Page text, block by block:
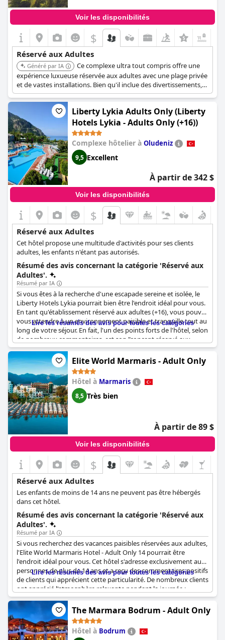
Voir les disponibilités
$
Réservé aux Adultes
Généré par IA
Ce complexe ultra tout compris offre une
expérience luxueuse réservée aux adultes avec une plage privée
et de vastes installations. Bien qu'il inclue des divertissements,
son service haut de gamme, ses diverses options culinaires et
son accent sur un style de vie organisé s'adressent
spécifiquement aux adultes à la recherche d'une évasion
indulgente et vibrante, mais exclusive.
Liberty Lykia Adults Only (Liberty
Hotels Lykia - Adults Only (+16))
Complexe hôtelier à Oludeniz
9,5 Excellent
À partir de 342 $
Voir les disponibilités
$
Réservé aux Adultes
Cet hôtel propose une multitude d'activités pour ses clients
adultes, les enfants n'étant pas autorisés.
Résumé des avis concernant la catégorie 'Réservé aux
Adultes'.
Résumé par IA
Si vous êtes à la recherche d'une escapade sereine et isolée, le
Liberty Hotels Lykia pourrait bien être l'endroit idéal pour vous.
En tant qu'établissement réservé aux adultes (+16), vous pouvez
vous attendre à un environnement paisible et tranquille tout au
long de votre séjour. En fait, l'un des points forts de l'hôtel, selon
de nombreux commentaires, est son "concept réservé aux
adultes" et sa "zone réservée aux adultes". L'hôtel dispose d'une
zone séparée spécialement destinée aux adultes, qui est
"légère" face à la mer, ce qui garantit une atmosphère tranquille
à tout moment. Les clients font l'éloge de cette section de l'hôtel
pour son intimité, son calme et son atmosphère paisible. En
termes d'emplacement, l'hôtel est parfaitement situé et, comme
l'a dit un critique, "Отель прекрасно расположен". Et si la
section réservée aux adultes offre le calme et la tranquillité, les
hôtes peuvent toujours utiliser les espaces communs où se
concentrent les principales activités. L'idée d'un complexe
réservé aux adultes semble susciter de nombreux
commentaires positifs, l'un d'entre eux faisant l'éloge du
concept "+16" de l'hôtel. Dans l'ensemble, la zone adulte est sans
aucun doute une caractéristique attrayante qui distingue cet
hôtel des autres.
Lire les résumés des avis pour toutes les catégories
Elite World Marmaris - Adult Only
Hôtel à Marmaris
8,5 Très bien
À partir de 89 $
Voir les disponibilités
$
Réservé aux Adultes
Les enfants de moins de 14 ans ne peuvent pas être hébergés
dans cet hôtel.
Résumé des avis concernant la catégorie 'Réservé aux
Adultes'.
Résumé par IA
Si vous recherchez des vacances paisibles réservées aux adultes,
l'Elite World Marmaris Hotel - Adult Only 14 pourrait être
l'endroit idéal pour vous. Cet hôtel s'adresse exclusivement aux
personnes de plus de 14 ans et a reçu des commentaires positifs
de clients qui apprécient cette particularité. De nombreux clients
ont apprécié l'atmosphère relaxante pendant la journée ;
cependant, l'hôtel est également idéal pour ceux qui
recherchent une soirée amusante. L'hôtel est propre, offre
d'excellents repas et dispose d'une belle piscine extérieure.
Certains clients ont eu des problèmes avec des voisins bruyants
; d'autres ont été satisfaits du personnel attentionné et amical.
Lire les résumés des avis pour toutes les catégories
The Marmara Bodrum - Adult Only
Hôtel à Bodrum